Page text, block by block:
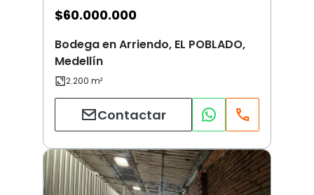
$60.000.000
Bodega en Arriendo, EL POBLADO,
Medellín
Contactar